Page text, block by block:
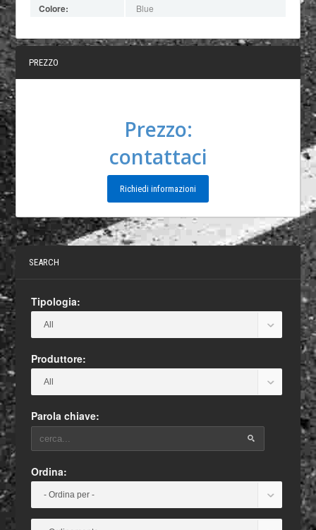
Colore: Blue
PREZZO
Prezzo:
contattaci
Richiedi informazioni
SEARCH
Tipologia:
Produttore:
Parola chiave:
Ordina: